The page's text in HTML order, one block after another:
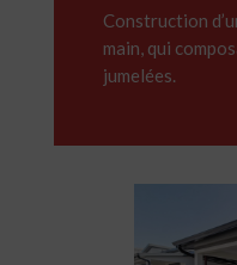
Construction
main, qui
jumelées.